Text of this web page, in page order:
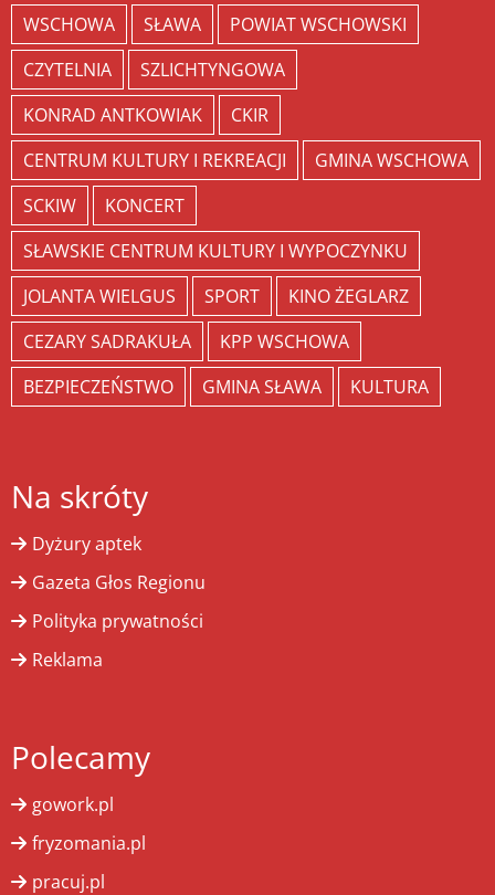
WSCHOWA SŁAWA
POWIAT WSCHOWSKI
CZYTELNIA
SZLICHTYNGOWA
KONRAD ANTKOWIAK
CKIR
CENTRUM KULTURY I REKREACJI
GMINA WSCHOWA
SCKIW
KONCERT
SŁAWSKIE CENTRUM KULTURY I WYPOCZYNKU
JOLANTA WIELGUS
SPORT
KINO ŻEGLARZ
CEZARY SADRAKUŁA
KPP WSCHOWA
BEZPIECZEŃSTWO
GMINA SŁAWA KULTURA
Na skróty
Dyżury aptek
Gazeta Głos Regionu
Polityka prywatności
Reklama
Polecamy
gowork.pl
fryzomania.pl
pracuj.pl